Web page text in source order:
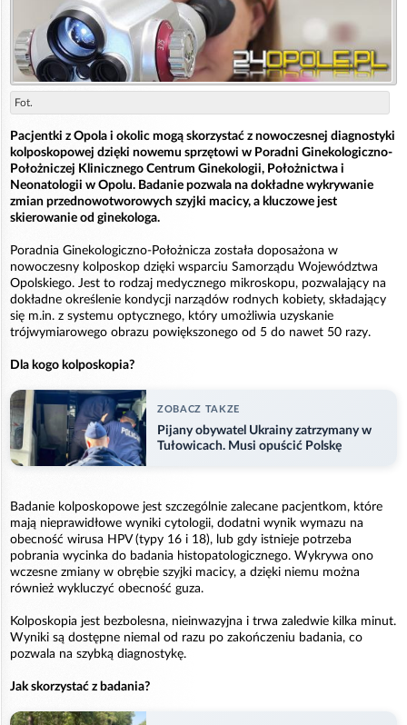
Fot.
Pacjentki z Opola i okolic mogą skorzystać z nowoczesnej diagnostyki
kolposkopowej dzięki nowemu sprzętowi w Poradni Ginekologiczno-
Położniczej Klinicznego Centrum Ginekologii, Położnictwa i
Neonatologii w Opolu. Badanie pozwala na dokładne wykrywanie
zmian przednowotworowych szyjki macicy, a kluczowe jest
skierowanie od ginekologa.
Poradnia Ginekologiczno-Położnicza została doposażona w
nowoczesny kolposkop dzięki wsparciu Samorządu Województwa
Opolskiego. Jest to rodzaj medycznego mikroskopu, pozwalający na
dokładne określenie kondycji narządów rodnych kobiety, składający
się m.in. z systemu optycznego, który umożliwia uzyskanie
trójwymiarowego obrazu powiększonego od 5 do nawet 50 razy.
Dla kogo kolposkopia?
ZOBACZ TAKZE
Pijany obywatel Ukrainy zatrzymany w
Tułowicach. Musi opuścić Polskę
Badanie kolposkopowe jest szczególnie zalecane pacjentkom, które
mają nieprawidłowe wyniki cytologii, dodatni wynik wymazu na
obecność wirusa HPV (typy 16 i 18), lub gdy istnieje potrzeba
pobrania wycinka do badania histopatologicznego. Wykrywa ono
wczesne zmiany w obrębie szyjki macicy, a dzięki niemu można
również wykluczyć obecność guza.
Kolposkopia jest bezbolesna, nieinwazyjna i trwa zaledwie kilka minut.
Wyniki są dostępne niemal od razu po zakończeniu badania, co
pozwala na szybką diagnostykę.
Jak skorzystać z badania?